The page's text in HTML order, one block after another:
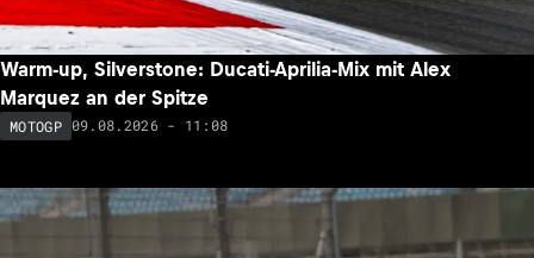
Warm-up, Silverstone: Ducati-Aprilia-Mix mit Alex
Marquez an der Spitze
MOTOGP 09.08.2026 - 11:08